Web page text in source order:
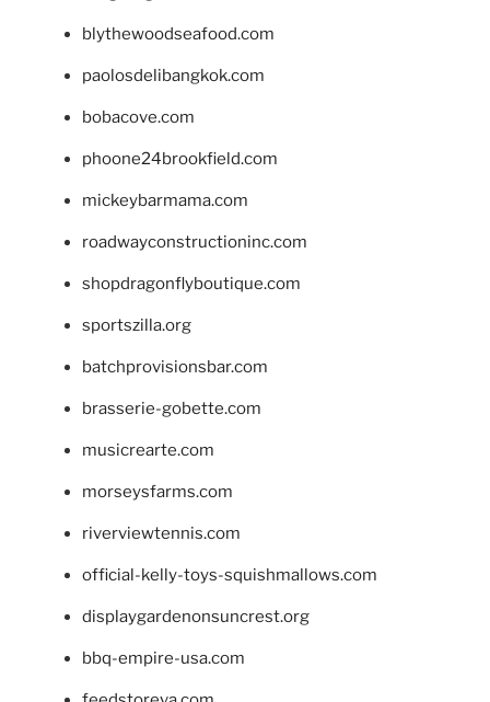
blythewoodseafood.com
paolosdelibangkok.com
bobacove.com
phoone24brookfield.com
mickeybarmama.com
roadwayconstructioninc.com
shopdragonflyboutique.com
sportszilla.org
batchprovisionsbar.com
brasserie-gobette.com
musicrearte.com
morseysfarms.com
riverviewtennis.com
official-kelly-toys-squishmallows.com
displaygardenonsuncrest.org
bbq-empire-usa.com